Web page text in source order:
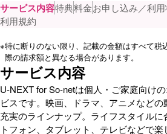
サービス内容特典料金お申し込み／利
利用規約
※特に断りのない限り、記載の金額はすべて税
際の請求額と異なる場合があります。
サービス内容
U-NEXT for So-netは個人・ご家庭向け
ビスです。映画、ドラマ、アニメなど
充実のラインナップ。ライフスタイル
トフォン、タブレット、テレビなどで